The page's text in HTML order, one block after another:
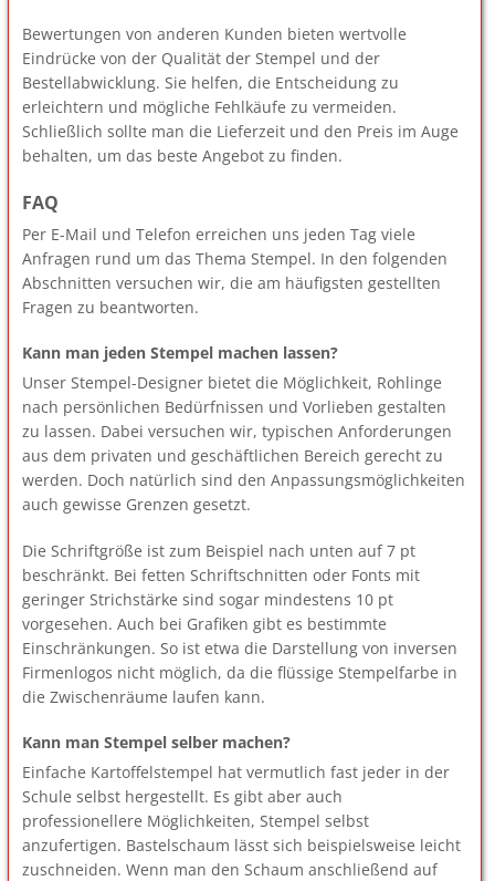
Bewertungen von anderen Kunden bieten wertvolle
Eindrücke von der Qualität der Stempel und der
Bestellabwicklung. Sie helfen, die Entscheidung zu
erleichtern und mögliche Fehlkäufe zu vermeiden.
Schließlich sollte man die Lieferzeit und den Preis im Auge
behalten, um das beste Angebot zu finden.
FAQ
Per E-Mail und Telefon erreichen uns jeden Tag viele
Anfragen rund um das Thema Stempel. In den folgenden
Abschnitten versuchen wir, die am häufigsten gestellten
Fragen zu beantworten.
Kann man jeden Stempel machen lassen?
Unser Stempel-Designer bietet die Möglichkeit, Rohlinge
nach persönlichen Bedürfnissen und Vorlieben gestalten
zu lassen. Dabei versuchen wir, typischen Anforderungen
aus dem privaten und geschäftlichen Bereich gerecht zu
werden. Doch natürlich sind den Anpassungsmöglichkeiten
auch gewisse Grenzen gesetzt.
Die Schriftgröße ist zum Beispiel nach unten auf 7 pt
beschränkt. Bei fetten Schriftschnitten oder Fonts mit
geringer Strichstärke sind sogar mindestens 10 pt
vorgesehen. Auch bei Grafiken gibt es bestimmte
Einschränkungen. So ist etwa die Darstellung von inversen
Firmenlogos nicht möglich, da die flüssige Stempelfarbe in
die Zwischenräume laufen kann.
Kann man Stempel selber machen?
Einfache Kartoffelstempel hat vermutlich fast jeder in der
Schule selbst hergestellt. Es gibt aber auch
professionellere Möglichkeiten, Stempel selbst
anzufertigen. Bastelschaum lässt sich beispielsweise leicht
zuschneiden. Wenn man den Schaum anschließend auf